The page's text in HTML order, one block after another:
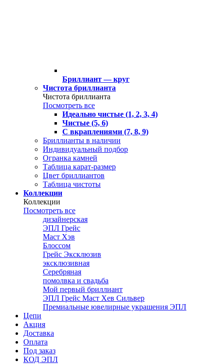
Бриллиант — круг
Чистота бриллианта
Чистота бриллианта
Посмотреть все
Идеально чистые (1, 2, 3, 4)
Чистые (5, 6)
С вкраплениями (7, 8, 9)
Бриллианты в наличии
Индивидуальный подбор
Огранка камней
Таблица карат-размер
Цвет бриллиантов
Таблица чистоты
Коллекции
Коллекции
Посмотреть все
дизайнерская
ЭПЛ Грейс
Маст Хэв
Блоссом
Грейс Эксклюзив
эксклюзивная
Серебряная
помолвка и свадьба
Мой первый бриллиант
ЭПЛ Грейс Маст Хев Сильвер
Премиальные ювелирные украшения ЭПЛ
Цепи
Акция
Доставка
Оплата
Под заказ
КОД ЭПЛ